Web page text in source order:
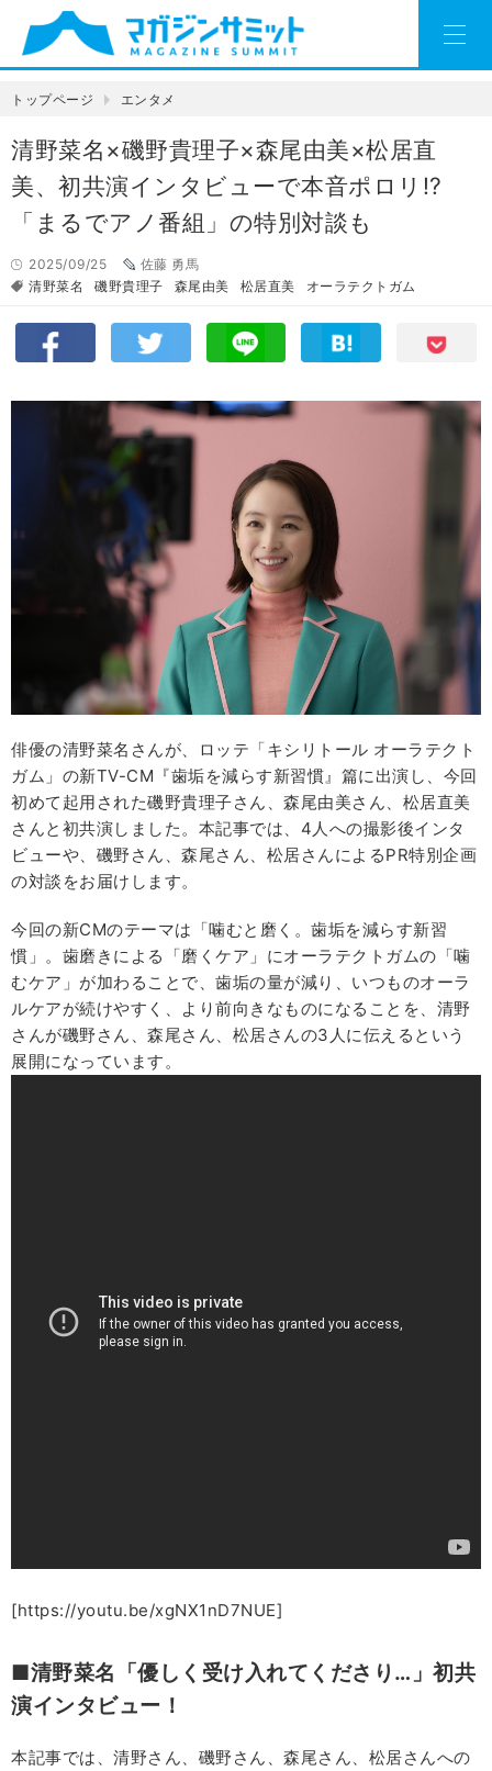
トップページ エンタメ
清野菜名×磯野貴理子×森尾由美×松居直
美、初共演インタビューで本音ポロリ!?
「まるでアノ番組」の特別対談も
2025/09/25
佐藤 勇馬
清野菜名
磯野貴理子 森尾由美 松居直美 オーラテクトガム
俳優の清野菜名さんが、ロッテ「キシリトール オーラテクト
ガム」の新TV-CM『歯垢を減らす新習慣』篇に出演し、今回
初めて起用された磯野貴理子さん、森尾由美さん、松居直美
さんと初共演しました。本記事では、4人への撮影後インタ
ビューや、磯野さん、森尾さん、松居さんによるPR特別企画
の対談をお届けします。
今回の新CMのテーマは「噛むと磨く。歯垢を減らす新習
慣」。歯磨きによる「磨くケア」にオーラテクトガムの「噛
むケア」が加わることで、⻭垢の量が減り、いつものオーラ
ルケアが続けやすく、より前向きなものになることを、清野
さんが磯野さん、森尾さん、松居さんの3人に伝えるという
展開になっています。
[https://youtu.be/xgNX1nD7NUE]
■清野菜名「優しく受け入れてくださり…」初共
演インタビュー！
本記事では、清野さん、磯野さん、森尾さん、松居さんへの